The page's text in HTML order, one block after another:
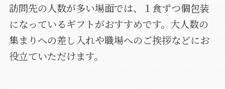
訪問先の人数が多い場面では、１食ずつ個包装
になっているギフトがおすすめです。大人数の
集まりへの差し入れや職場へのご挨拶などにお
役立ていただけます。